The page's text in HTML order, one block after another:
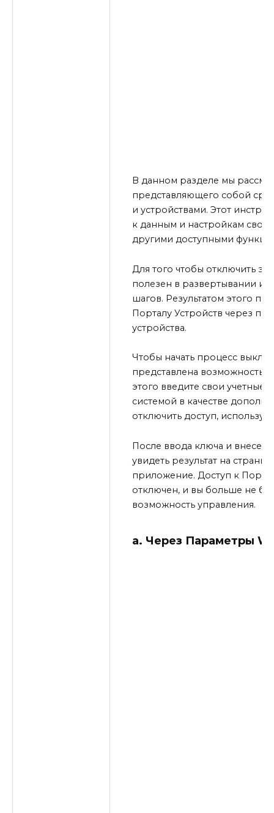
В данном разделе мы
представляющего собой
и устройствами. Этот
к данным и настройкам
другими доступными
Для того чтобы отключить
полезен в развертывании и
шагов. Результатом этого
Порталу Устройств через
устройства.
Чтобы начать процесс
представлена возможность
этого введите свои
системой в качестве
отключить доступ,
После ввода ключа и
увидеть результат на
приложение. Доступ к
отключен, и вы больше не
возможность управления.
а. Через Параметры